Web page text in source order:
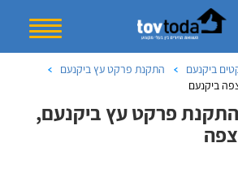
ביקנעם
התקנת פרקט עץ ביקנעם
ביקנעם
התקנת פרקט עץ ביקנעם,